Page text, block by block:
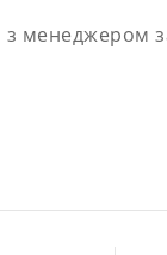
менеджером